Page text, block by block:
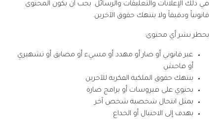
في ذلك الإعلانات والتعليقات والرسائل. يجب أن يكون المحتوى
قانونياً ودقيقاً ولا ينتهك حقوق الآخرين.
يحظر نشر أي محتوى:
غير قانوني أو ضار أو مهدد أو مسيء أو مضايق أو تشهيري
أو فاحش
ينتهك حقوق الملكية الفكرية للآخرين
يحتوي على فيروسات أو برامج ضارة
يمثل انتحال شخصية شخص آخر
يهدف إلى الاحتيال أو الخداع